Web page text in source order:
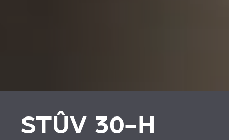
STÛV 30-H